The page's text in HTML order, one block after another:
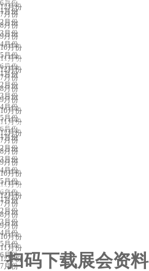
12月份
6月份
7月份
8月份
9月份
10月份
11月份
12月份
1月份
2月份
3月份
4月份
5月份
6月份
7月份
8月份
9月份
10月份
11月份
12月份
福州展会排期
1月份
2月份
3月份
4月份
5月份
6月份
7月份
8月份
9月份
10月份
11月份
12月份
兰州展会排期
1月份
2月份
3月份
4月份
5月份
6月份
7月份
8月份
9月份
10月份
11月份
12月份
昆明展会排期
1月份
2月份
3月份
4月份
5月份
6月份
7月份
扫码下载展会资料